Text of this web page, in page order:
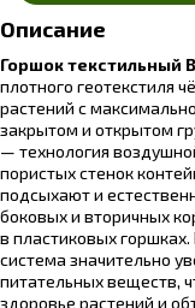
Описание
Горшок текстильный
плотного геотекстиля
растений с
закрытом и открытом
— технология
пористых стенок
подсыхают и
боковых и вторичных
в пластиковых
система значительно
питательных веществ,
здоровье растений и